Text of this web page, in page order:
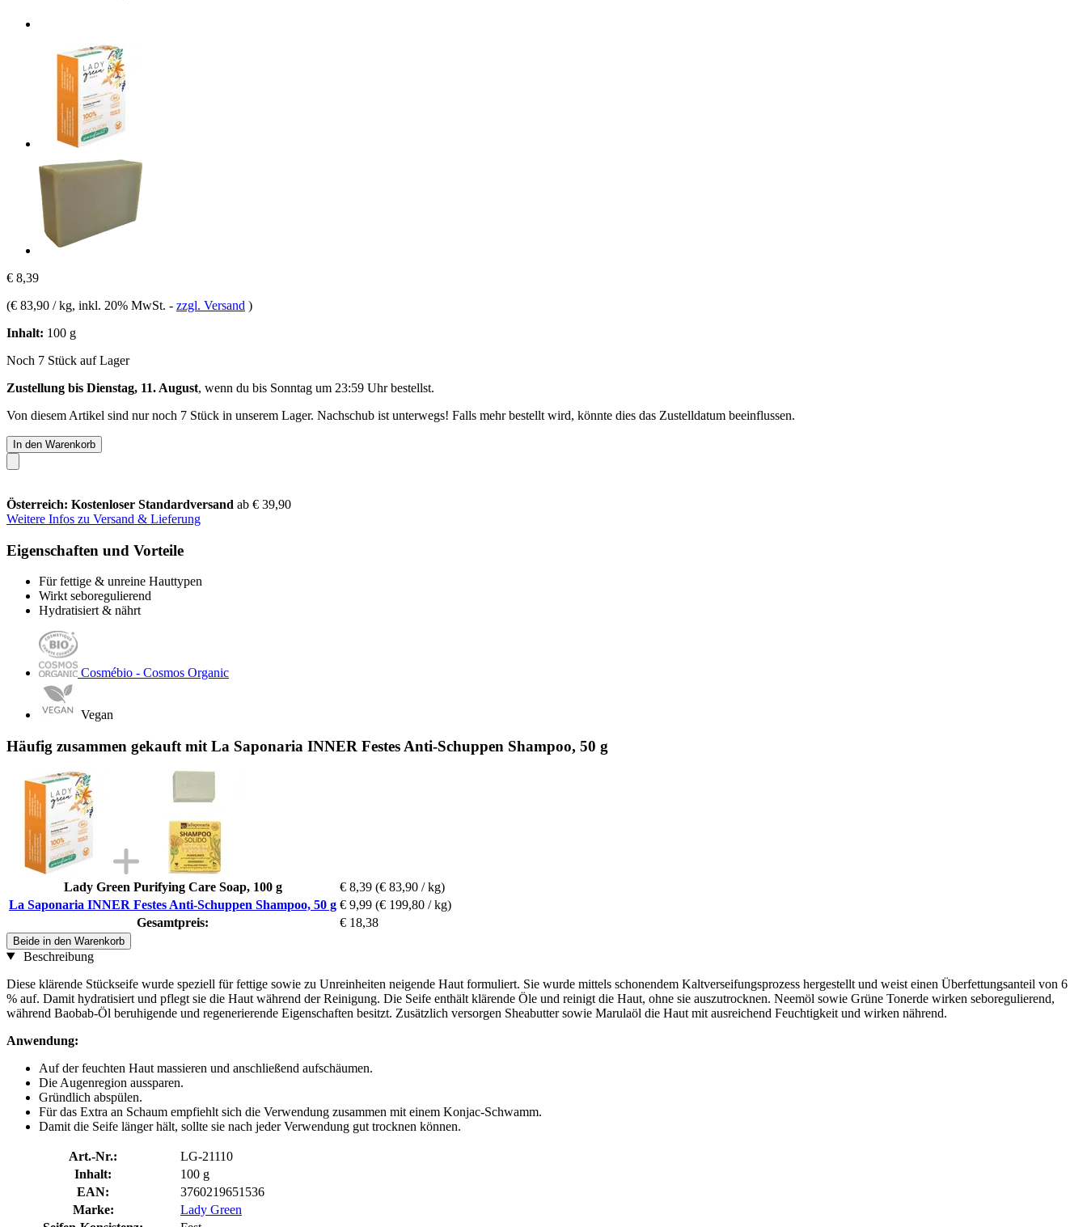
€ 8,39
(€ 83,90 / kg, inkl. 20% MwSt. - zzgl. Versand )
Inhalt: 100 g
Noch 7 Stück auf Lager
Zustellung bis Dienstag, 11. August, wenn du bis Sonntag um 23:59 Uhrbestellst.
Von diesem Artikel sind nur noch 7 Stück in unserem Lager. Nachschub ist unterwegs! Falls mehr bestellt wird, könnte dies das Zustelldatum beeinflussen.
In den Warenkorb
Österreich: Kostenloser Standardversand ab € 39,90
Weitere Infos zu Versand & Lieferung
Eigenschaften und Vorteile
Für fettige & unreine Hauttypen
Wirkt seboregulierend
Hydratisiert & nährt
Cosmébio - Cosmos Organic
Vegan
Häufig zusammen gekauft mit La Saponaria INNER Festes Anti-Schuppen Shampoo, 50 g
Lady Green Purifying Care Soap, 100 g € 8,39 (€ 83,90 / kg)
La Saponaria INNER Festes Anti-Schuppen Shampoo, 50 g € 9,99 (€ 199,80 / kg)
Gesamtpreis:
€ 18,38
Beide in den Warenkorb
Beschreibung
Diese klärende Stückseife wurde speziell für fettige sowie zu Unreinheiten neigende Haut formuliert. Sie wurde mittels schonendem Kaltverseifungsprozess hergestellt und weist einen Überfettungsanteil von 6
% auf. Damit hydratisiert und pflegt sie die Haut während der Reinigung. Die Seife enthält klärende Öle und reinigt die Haut, ohne sie auszutrocknen. Neemöl sowie Grüne Tonerde wirken seboregulierend,
während Baobab-Öl beruhigende und regenerierende Eigenschaften besitzt. Zusätzlich versorgen Sheabutter sowie Marulaöl die Haut mit ausreichend Feuchtigkeit und wirken nährend.
Anwendung:
Auf der feuchten Haut massieren und anschließend aufschäumen.
Die Augenregion aussparen.
Gründlich abspülen.
Für das Extra an Schaum empfiehlt sich die Verwendung zusammen mit einem Konjac-Schwamm.
Damit die Seife länger hält, sollte sie nach jeder Verwendung gut trocknen können.
Art.-Nr.:
LG-21110
Inhalt:
100 g
EAN:
3760219651536
Marke:
Lady Green